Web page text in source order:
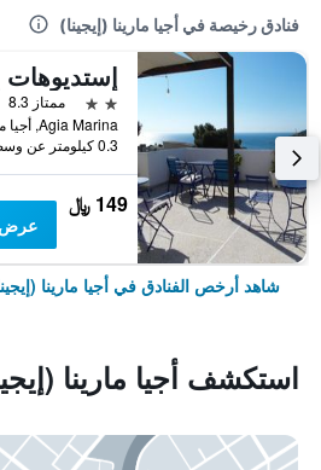
فنادق رخيصة في أجيا مارينا (إيجينا)
2 نجمتين
ممتاز 8.3
0.3 كيلومتر عن وسط المدينة
149 ﷼
عرض
شاهد أرخص الفنادق في أجيا مارينا
استكشف أجيا مارينا